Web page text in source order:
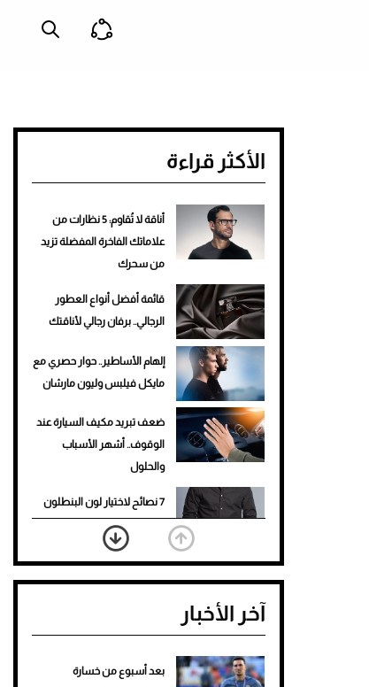
الأكثر قراءة
أناقة لا تُقاوم: 5 نظارات من
علاماتك الفاخرة المفضلة تزيد
من سحرك
قائمة أفضل أنواع العطور
الرجالي.. برفان رجالي لأناقتك
إلهام الأساطير.. حوار حصري مع
مايكل فيلبس وليون مارشان
ضعف تبريد مكيف السيارة عند
الوقوف.. أشهر الأسباب
والحلول
7 نصائح لاختيار لون البنطلون
المناسب للقميص الأسود
نرى المستقبل من خلال
تصميماتنا.. كيف حجزت 1886
تمنحك فخامة استثنائية
آخر الأخبار
بعد أسبوع من خسارة